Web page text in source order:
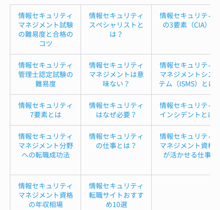
情報セキュリティ
マネジメント試験
の難易度と合格の
コツ
情報セキュリティ
スペシャリストと
は？
情報セキュリティ
の3要素（CIA）
情報セキュリティ
管理士認定試験の
難易度
情報セキュリティ
マネジメントは意
味ない？
情報セキュリティ
マネジメントシス
テム（ISMS）とは
情報セキュリティ
7要素とは
情報セキュリティ
はなぜ必要？
情報セキュリティ
インシデントとは
情報セキュリティ
マネジメント分野
への転職成功法
情報セキュリティ
の仕事とは？
情報セキュリティ
マネジメント資格
が活かせる仕事
情報セキュリティ
マネジメント資格
の年収相場
情報セキュリティ
転職サイトおすす
め10選